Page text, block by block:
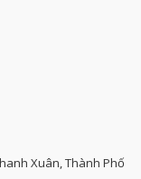
Xuân, Thành Phố